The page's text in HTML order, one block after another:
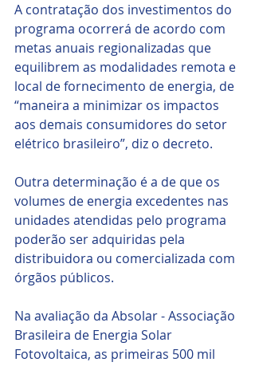
A contratação dos investimentos do
programa ocorrerá de acordo com
metas anuais regionalizadas que
equilibrem as modalidades remota e
local de fornecimento de energia, de
“maneira a minimizar os impactos
aos demais consumidores do setor
elétrico brasileiro”, diz o decreto.
Outra determinação é a de que os
volumes de energia excedentes nas
unidades atendidas pelo programa
poderão ser adquiridas pela
distribuidora ou comercializada com
órgãos públicos.
Na avaliação da Absolar - Associação
Brasileira de Energia Solar
Fotovoltaica, as primeiras 500 mil